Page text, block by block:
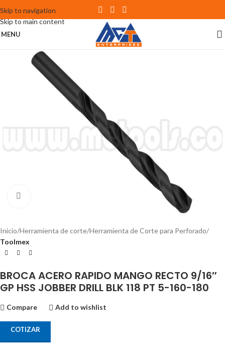
Skip to navigation
Skip to main content
MENU
Inicio Herramienta de corte Herramienta de Corte para Perforado
Toolmex
BROCA ACERO RAPIDO MANGO RECTO 9/16″
GP HSS JOBBER DRILL BLK 118 PT 5-160-180
Compare Add to wishlist
COTIZAR